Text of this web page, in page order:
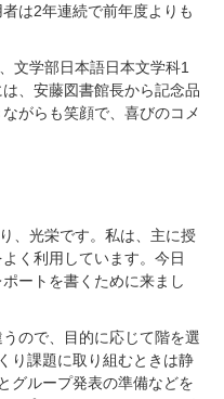
は2年連続で前年度よりも
文学部日本語日本文学科1
、安藤図書館長から記念品
がらも笑顔で、喜びのコメ
、光栄です。私は、主に授
く利用しています。今日
ートを書くために来まし
ので、目的に応じて階を選
り課題に取り組むときは静
グループ発表の準備などを